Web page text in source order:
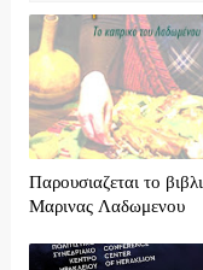
Παρουσιαζεται το
Μαρινας Λαδωμενου